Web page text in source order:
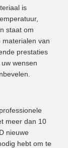
is
staat om
materialen van
prestaties
wensen
meer dan 10
nieuwe
hebt om te